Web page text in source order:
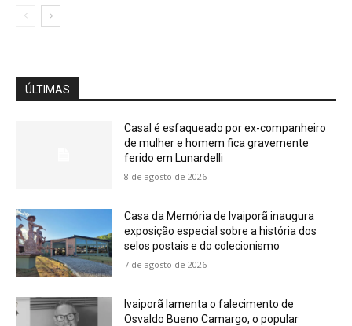
ÚLTIMAS
Casal é esfaqueado por ex-companheiro
de mulher e homem fica gravemente
ferido em Lunardelli
8 de agosto de 2026
Casa da Memória de Ivaiporã inaugura
exposição especial sobre a história dos
selos postais e do colecionismo
7 de agosto de 2026
Ivaiporã lamenta o falecimento de
Osvaldo Bueno Camargo, o popular